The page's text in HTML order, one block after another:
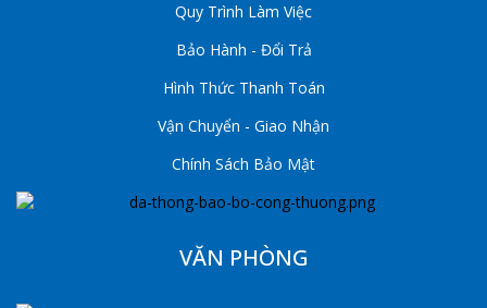
Quy Trình Làm Việc
Bảo Hành - Đổi Trả
Hình Thức Thanh Toán
Vận Chuyển - Giao Nhận
Chính Sách Bảo Mật
VĂN PHÒNG